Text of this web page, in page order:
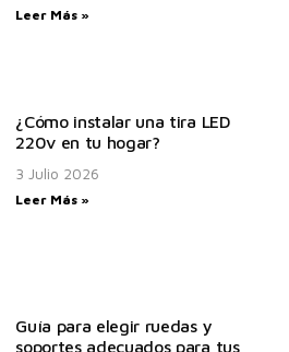
Leer Más »
¿Cómo instalar una tira LED
220v en tu hogar?
3 Julio 2026
Leer Más »
Guía para elegir ruedas y
soportes adecuados para tus